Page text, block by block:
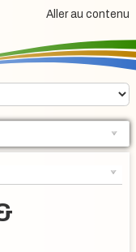
Aller au contenu